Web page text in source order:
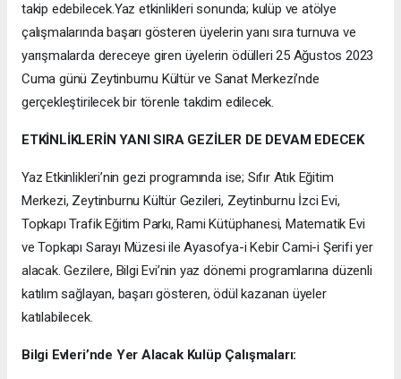
takip edebilecek.Yaz etkinlikleri sonunda; kulüp ve atölye
çalışmalarında başarı gösteren üyelerin yanı sıra turnuva ve
yarışmalarda dereceye giren üyelerin ödülleri 25 Ağustos 2023
Cuma günü Zeytinburnu Kültür ve Sanat Merkezi’nde
gerçekleştirilecek bir törenle takdim edilecek.
ETKİNLİKLERİN YANI SIRA GEZİLER DE DEVAM EDECEK
Yaz Etkinlikleri’nin gezi programında ise; Sıfır Atık Eğitim
Merkezi, Zeytinburnu Kültür Gezileri, Zeytinburnu İzci Evi,
Topkapı Trafik Eğitim Parkı, Rami Kütüphanesi, Matematik Evi
ve Topkapı Sarayı Müzesi ile Ayasofya-i Kebir Cami-i Şerifi yer
alacak. Gezilere, Bilgi Evi’nin yaz dönemi programlarına düzenli
katılım sağlayan, başarı gösteren, ödül kazanan üyeler
katılabilecek.
Bilgi Evleri’nde Yer Alacak Kulüp Çalışmaları: